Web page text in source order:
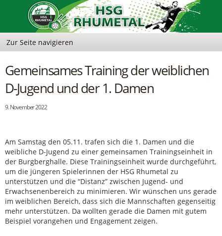
Gemeinsames Training der weiblichen
D-Jugend und der 1. Damen
9. November 2022
Am Samstag den 05.11. trafen sich die 1. Damen und die
weibliche D-Jugend zu einer gemeinsamen Trainingseinheit in
der Burgberghalle. Diese Trainingseinheit wurde durchgeführt,
um die jüngeren Spielerinnen der HSG Rhumetal zu
unterstützen und die “Distanz” zwischen Jugend- und
Erwachsenenbereich zu minimieren. Wir wünschen uns gerade
im weiblichen Bereich, dass sich die Mannschaften gegenseitig
mehr unterstützen. Da wollten gerade die Damen mit gutem
Beispiel vorangehen und Engagement zeigen.